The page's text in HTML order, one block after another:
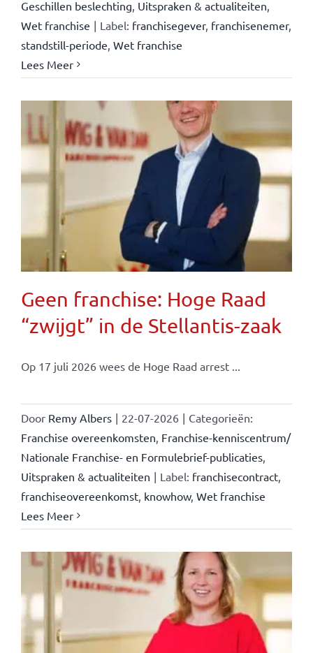
Geschillen beslechting, Uitspraken & actualiteiten,
Wet franchise | Label: franchisegever, franchisenemer,
standstill-periode, Wet franchise
Lees Meer
Geen franchise: Hoge Raad
“zwijgt” in de Stellantis-zaak
Op 17 juli 2026 wees de Hoge Raad arrest ...
Door Remy Albers | 22-07-2026 | Categorieën:
Franchise overeenkomsten, Franchise-kenniscentrum/
Nationale Franchise- en Formulebrief-publicaties,
Uitspraken & actualiteiten | Label: franchisecontract,
franchiseovereenkomst, knowhow, Wet franchise
Lees Meer